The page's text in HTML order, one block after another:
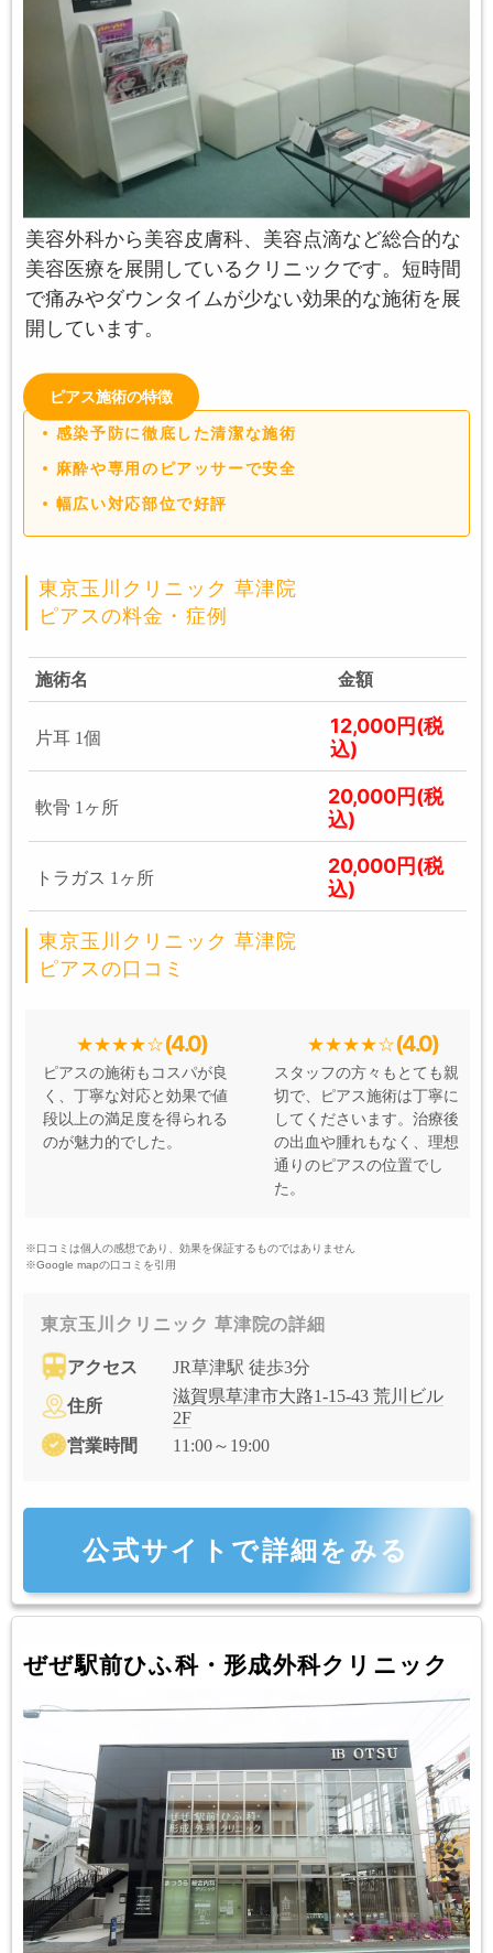
美容外科から美容皮膚科、美容点滴など総合的な
美容医療を展開しているクリニックです。短時間
で痛みやダウンタイムが少ない効果的な施術を展
開しています。
ピアス施術の特徴
感染予防に徹底した清潔な施術
麻酔や専用のピアッサーで安全
幅広い対応部位で好評
東京玉川クリニック 草津院
ピアスの料金・症例
施術名 金額
片耳 1個
12,000円(税
込)
軟骨 1ヶ所
20,000円(税
込)
トラガス 1ヶ所
20,000円(税
込)
東京玉川クリニック 草津院
ピアスの口コミ
(4.0)
ピアスの施術もコスパが良
く、丁寧な対応と効果で値
段以上の満足度を得られる
のが魅力的でした。
(4.0)
スタッフの方々もとても親
切で、ピアス施術は丁寧に
してくださいます。治療後
の出血や腫れもなく、理想
通りのピアスの位置でし
た。
※口コミは個人の感想であり、効果を保証するものではありません
※Google mapの口コミを引用
東京玉川クリニック 草津院の詳細
アクセス JR草津駅 徒歩3分
住所
滋賀県草津市大路1-15-43 荒川ビル
2F
営業時間
11:00～19:00
公式サイトで詳細をみる
ぜぜ駅前ひふ科・形成外科クリニック